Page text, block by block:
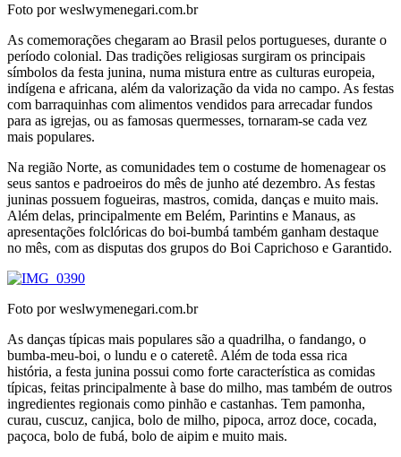
Foto por weslwymenegari.com.br
As comemorações chegaram ao Brasil pelos portugueses, durante o
período colonial. Das tradições religiosas surgiram os principais
símbolos da festa junina, numa mistura entre as culturas europeia,
indígena e africana, além da valorização da vida no campo. As festas
com barraquinhas com alimentos vendidos para arrecadar fundos
para as igrejas, ou as famosas quermesses, tornaram-se cada vez
mais populares.
Na região Norte, as comunidades tem o costume de homenagear os
seus santos e padroeiros do mês de junho até dezembro. As festas
juninas possuem fogueiras, mastros, comida, danças e muito mais.
Além delas, principalmente em Belém, Parintins e Manaus, as
apresentações folclóricas do boi-bumbá também ganham destaque
no mês, com as disputas dos grupos do Boi Caprichoso e Garantido.
Foto por weslwymenegari.com.br
As danças típicas mais populares são a quadrilha, o fandango, o
bumba-meu-boi, o lundu e o cateretê. Além de toda essa rica
história, a festa junina possui como forte característica as comidas
típicas, feitas principalmente à base do milho, mas também de outros
ingredientes regionais como pinhão e castanhas. Tem pamonha,
curau, cuscuz, canjica, bolo de milho, pipoca, arroz doce, cocada,
paçoca, bolo de fubá, bolo de aipim e muito mais.